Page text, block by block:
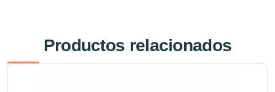
Productos relacionados